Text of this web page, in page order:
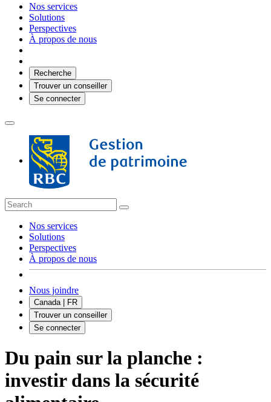
Nos services
Solutions
Perspectives
À propos de nous
Recherche
Trouver un conseiller
Se connecter
Nos services
Solutions
Perspectives
À propos de nous
Nous joindre
Canada | FR
Trouver un conseiller
Se connecter
Du pain sur la planche :
investir dans la sécurité